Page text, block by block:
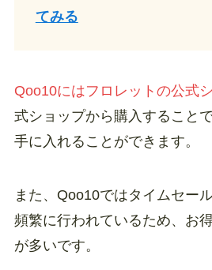
てみる
Qoo10にはフロレットの公式
式ショップから購入すること
手に入れることができます。
また、Qoo10ではタイムセー
頻繁に行われているため、お
が多いです。